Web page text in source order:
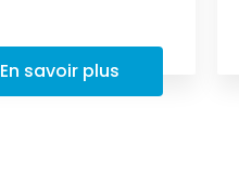
En savoir plus